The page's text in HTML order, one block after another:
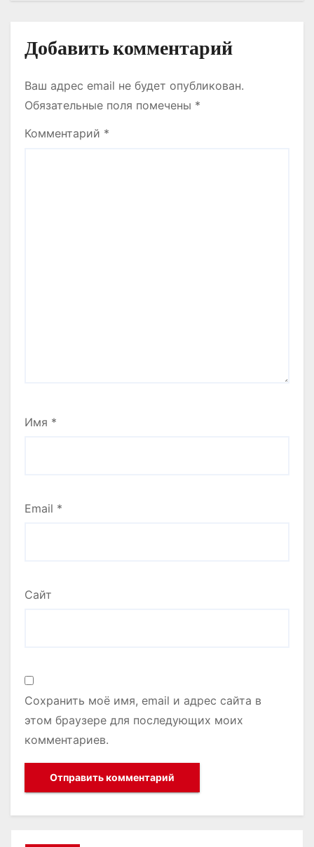
Добавить комментарий
Ваш адрес email не будет опубликован.
Обязательные поля помечены *
Комментарий *
Имя *
Email *
Сайт
Сохранить моё имя, email и адрес сайта в
этом браузере для последующих моих
комментариев.